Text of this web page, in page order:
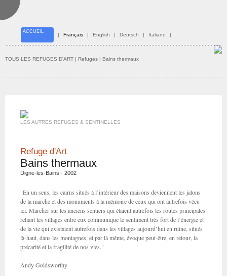
ACCUEIL
| Français | English | Deutsch | Italiano |
TOUS LES REFUGES D'ART | Refuges | Bains thermaux
LES AUTRES REFUGES & SENTINELLES
Refuge d'Art
Bains thermaux
Digne-les-Bains - 2002
"En un sens, les cairns situés à l’intérieur des maisons deviennent les jalons
de la marche et des monuments à la mémoire de ceux qui ont autrefois vécu
ici. Marcher sur les anciens sentiers qui étaient autrefois les routes principales
reliant les villages entre eux communique le sentiment très fort de l’énergie et
de la vie qui existaient autrefois dans les villages aujourd’hui en ruine, situés
là-haut, dans les montagnes, et par là même, évoque peut-être, en retour, la
précarité et la fragilité de nos vies."
Andy Goldsworthy